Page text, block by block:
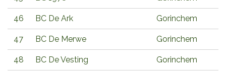
46 BC De Ark Gorinchem
47 BC De Merwe Gorinchem
48 BC De Vesting Gorinchem